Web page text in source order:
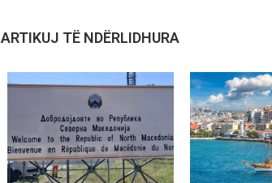
ARTIKUJ TË NDËRLIDHURA